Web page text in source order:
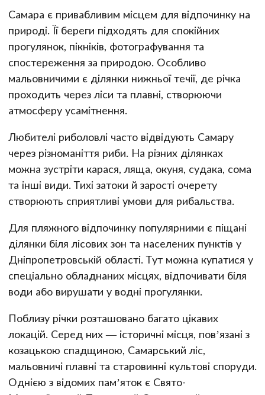
Самара є привабливим місцем для відпочинку на
природі. Її береги підходять для спокійних
прогулянок, пікніків, фотографування та
спостереження за природою. Особливо
мальовничими є ділянки нижньої течії, де річка
проходить через ліси та плавні, створюючи
атмосферу усамітнення.
Любителі риболовлі часто відвідують Самару
через різноманіття риби. На різних ділянках
можна зустріти карася, ляща, окуня, судака, сома
та інші види. Тихі затоки й зарості очерету
створюють сприятливі умови для рибальства.
Для пляжного відпочинку популярними є піщані
ділянки біля лісових зон та населених пунктів у
Дніпропетровській області. Тут можна купатися у
спеціально обладнаних місцях, відпочивати біля
води або вирушати у водні прогулянки.
Поблизу річки розташовано багато цікавих
локацій. Серед них — історичні місця, пов’язані з
козацькою спадщиною, Самарський ліс,
мальовничі плавні та старовинні культові споруди.
Однією з відомих пам’яток є Свято-